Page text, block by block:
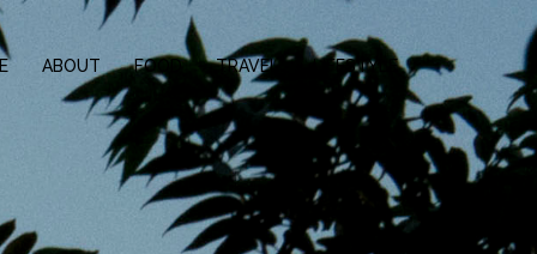
ABOUT FOOD TRAVEL LIFESTYLE